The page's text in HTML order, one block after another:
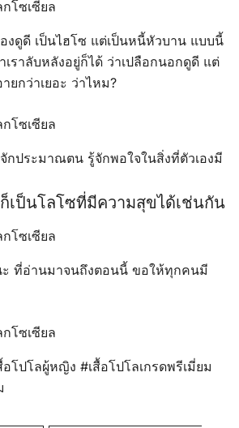
งดูดี เป็นไฮโซ แต่เป็นหนี้หัวบาน แบบนี้
ราลับหลังอยู่ก็ได้ ว่าเปลือกนอกดูดี แต่
ยกว่าเยอะ ว่าไหม?
กประมาณตน รู้จักพอใจในสิ่งที่ตัวเองมี
เป็นโลโซที่มีความสุขได้เช่นกัน
ที่อ่านมาจนถึงตอนนี้ ขอให้ทุกคนมี
โปโลผู้หญิง #เสื้อโปโลเกรดพรีเมี่ยม